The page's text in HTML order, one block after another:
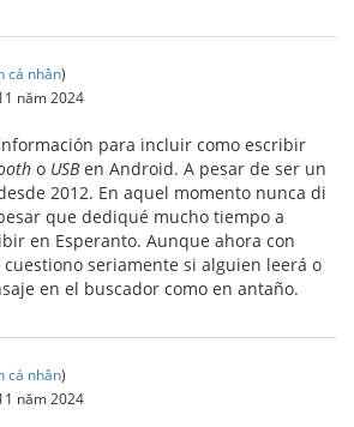
cá nhân)
năm 2024
para incluir como escribir
o USBen Android. A pesar de ser un
2012. En aquel momento nunca di
que dediqué mucho tiempo a
en Esperanto. Aunque ahora con
cuestiono seriamente si alguien leerá o
en el buscador como en antaño.
cá nhân)
năm 2024